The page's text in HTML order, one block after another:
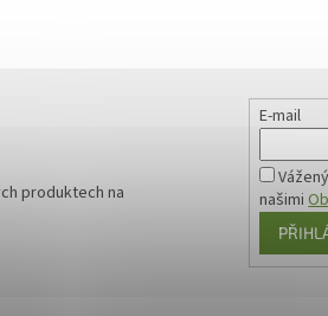
produktech na
E-mail
našimi